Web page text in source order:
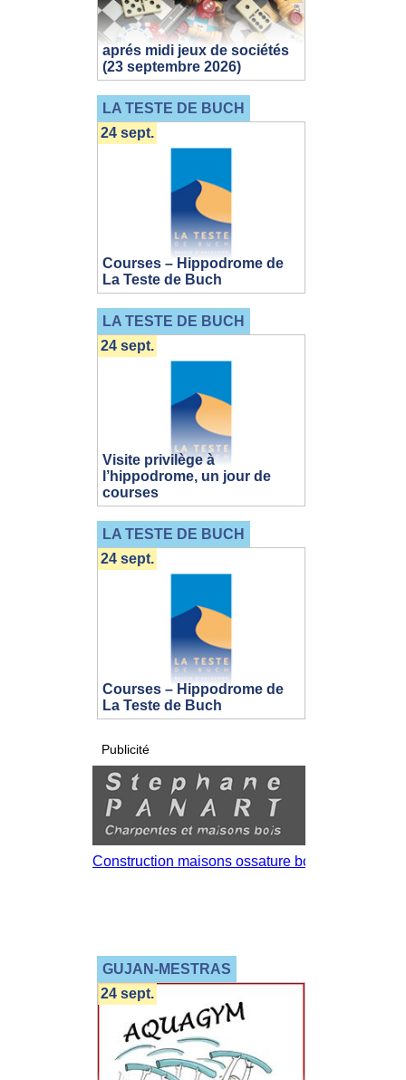
aprés midi jeux de sociétés
(23 septembre 2026)
LA TESTE DE BUCH
Courses – Hippodrome de
La Teste de Buch
24 sept.
LA TESTE DE BUCH
Visite privilège à
l’hippodrome, un jour de
courses
24 sept.
LA TESTE DE BUCH
Courses – Hippodrome de
La Teste de Buch
24 sept.
Publicité
GUJAN-MESTRAS
24 sept.